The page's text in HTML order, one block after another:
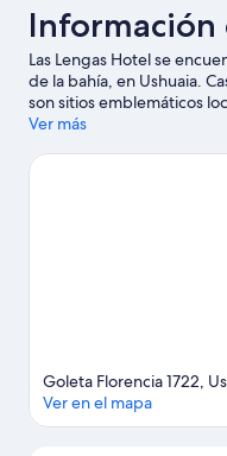
Información
Las Lengas Hotel se
de la bahía, en Ushuaia.
son sitios emblemáticos
cercanos donde se
partido mientras estás en
Ver más
Goleta Florencia 1722,
Ver en el mapa